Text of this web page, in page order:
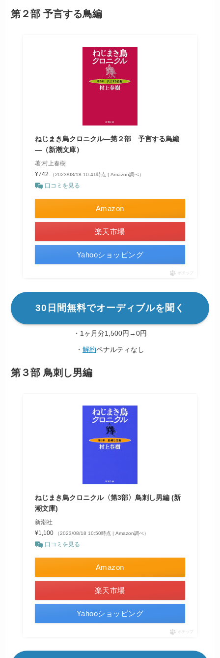
第２部 予言する鳥編
ねじまき鳥クロニクル―第２部 予言する鳥編
―（新潮文庫）
著:村上春樹
¥742
（2023/08/18 10:41時点 | Amazon調べ）
口コミを見る
Amazon
楽天市場
Yahooショッピング
ポチップ
30日間無料でオーディブルを聞く
・1ヶ月分1,500円→0円
・ 解約ペナルティなし
第３部 鳥刺し男編
ねじまき鳥クロニクル〈第3部〉鳥刺し男編 (新
潮文庫)
新潮社
¥1,100
（2023/08/18 10:50時点 | Amazon調べ）
口コミを見る
Amazon
楽天市場
Yahooショッピング
ポチップ